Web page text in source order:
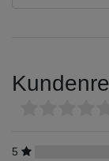
5